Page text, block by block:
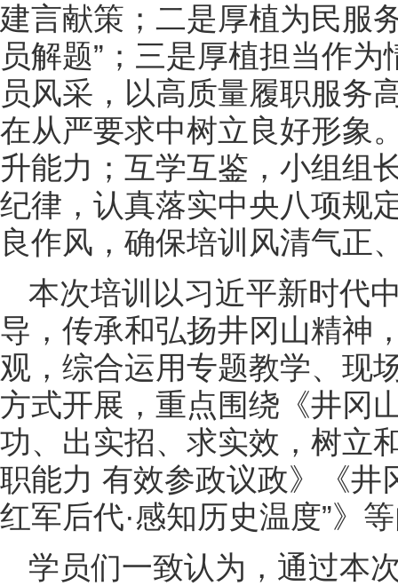
建言献策；二是厚植为民服
员解题”；三是厚植担当作
员风采，以高质量履职服务
在从严要求中树立良好形象
升能力；互学互鉴，小组组
纪律，认真落实中央八项规
良作风，确保培训风清气正
本次培训以习近平新时代
导，传承和弘扬井冈山精神
观，综合运用专题教学、现
方式开展，重点围绕《井冈
功、出实招、求实效，树立
职能力 有效参政议政》《
红军后代·感知历史温度”》
学员们一致认为，通过本